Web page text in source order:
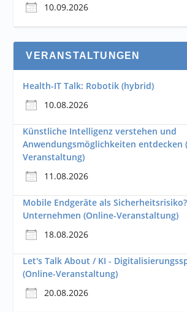
10.09.2026
VERANSTALTUNGEN
Health-IT Talk: Robotik (hybrid)
10.08.2026
Künstliche Intelligenz verstehen und
Anwendungsmöglichkeiten entdecken
Veranstaltung)
11.08.2026
Mobile Endgeräte als
Unternehmen (Online-Veranstaltung)
18.08.2026
Let's Talk About / KI -
(Online-Veranstaltung)
20.08.2026